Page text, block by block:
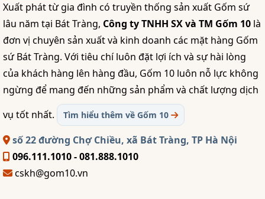
Xuất phát từ gia đình có truyền thống sản xuất Gốm sứ
lâu năm tại Bát Tràng, Công ty TNHH SX và TM Gốm 10 là
đơn vị chuyên sản xuất và kinh doanh các mặt hàng Gốm
sứ Bát Tràng. Với tiêu chí luôn đặt lợi ích và sự hài lòng
của khách hàng lên hàng đầu, Gốm 10 luôn nỗ lực không
ngừng để mang đến những sản phẩm và chất lượng dịch
vụ tốt nhất.
Tìm hiểu thêm về Gốm 10
số 22 đường Chợ Chiều, xã Bát Tràng, TP Hà Nội
096.111.1010 - 081.888.1010
cskh@gom10.vn